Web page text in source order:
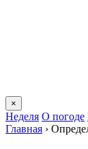
×
Неделя О погоде
Главная ›